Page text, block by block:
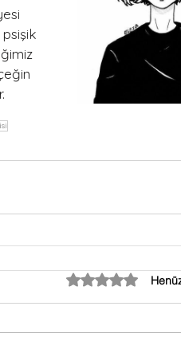
5 üzerinden 0 yıldız